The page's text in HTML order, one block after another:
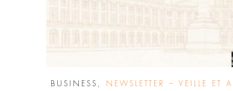
BUSINESS NEWSLETTER – VEILLE ET